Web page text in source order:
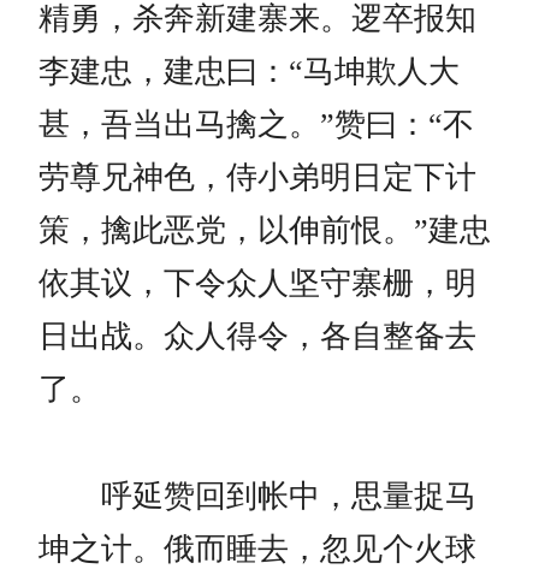
精勇，杀奔新建寨来。逻卒报知
李建忠，建忠曰：“马坤欺人大
甚，吾当出马擒之。”赞曰：“不
劳尊兄神色，侍小弟明日定下计
策，擒此恶党，以伸前恨。”建忠
依其议，下令众人坚守寨栅，明
日出战。众人得令，各自整备去
了。
呼延赞回到帐中，思量捉马
坤之计。俄而睡去，忽见个火球